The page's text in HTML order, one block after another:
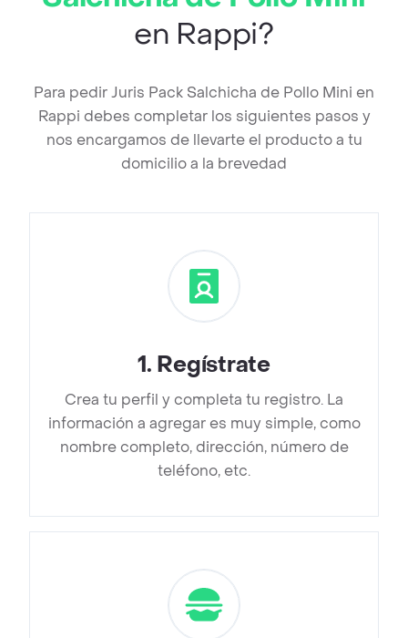
en Rappi?
Para pedir Juris Pack Salchicha de Pollo Mini en
Rappi debes completar los siguientes pasos y
nos encargamos de llevarte el producto a tu
domicilio a la brevedad
1. Regístrate
Crea tu perfil y completa tu registro. La
información a agregar es muy simple, como
nombre completo, dirección, número de
teléfono, etc.